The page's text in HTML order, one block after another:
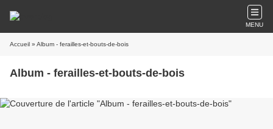
MENU
Accueil » Album - ferailles-et-bouts-de-bois
Album - ferailles-et-bouts-de-bois